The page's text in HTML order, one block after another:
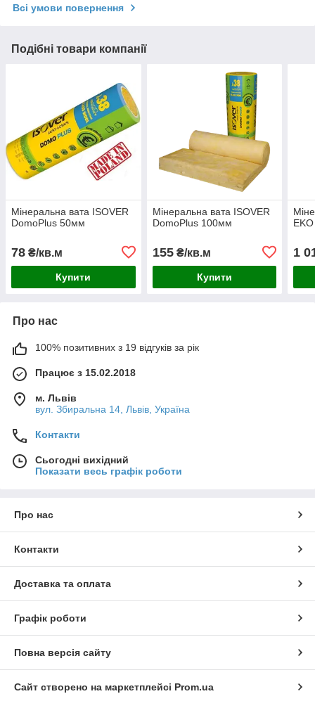
Всі умови повернення
Подібні товари компанії
Мінеральна вата ISOVER
DomoPlus 50мм
78 ₴/кв.м
Купити
Мінеральна вата ISOVER
DomoPlus 100мм
155₴/кв.м
Купити
1
Про нас
100% позитивних з 19 відгуків за рік
Працює з 15.02.2018
м. Львів
вул. Збиральна 14, Львів, Україна
Контакти
Сьогодні вихідний
Показати весь графік роботи
Про нас
Контакти
Доставка та оплата
Графік роботи
Повна версія сайту
Сайт створено на маркетплейсі Prom.ua